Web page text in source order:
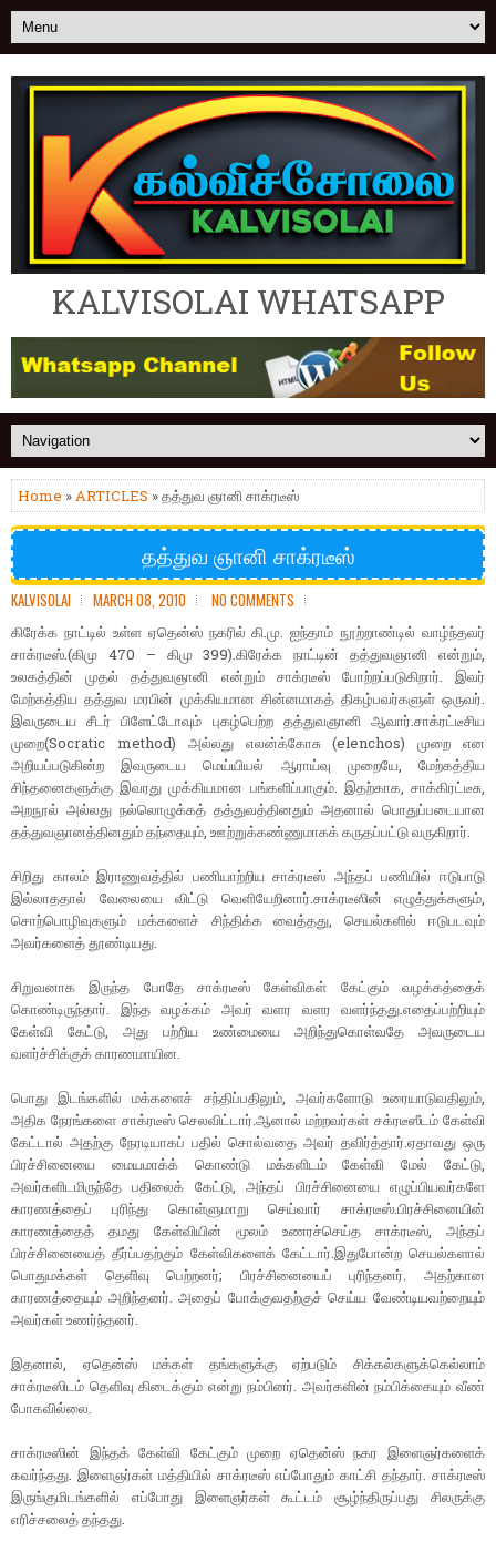
KALVISOLAI WHATSAPP
Home »ARTICLES » தத்துவ ஞானி சாக்ரடீஸ்
தத்துவ ஞானி சாக்ரடீஸ்
KALVISOLAI MARCH 08, 2010 NO COMMENTS
கிரேக்க நாட்டில் உள்ள ஏதென்ஸ் நகரில் கி.மு. ஐந்தாம் நூற்றாண்டில் வாழ்ந்தவர்
சாக்ரடீஸ்.(கிமு 470 – கிமு 399).கிரேக்க நாட்டின் தத்துவஞானி என்றும்,
உலகத்தின் முதல் தத்துவஞானி என்றும் சாக்ரடீஸ் போற்றப்படுகிறார். இவர்
மேற்கத்திய தத்துவ மரபின் முக்கியமான சின்னமாகத் திகழ்பவர்களுள் ஒருவர்.
இவருடைய சீடர் பிளேட்டோவும் புகழ்பெற்ற தத்துவஞானி ஆவார்.சாக்ரட்டீசிய
முறை(Socratic method) அல்லது எலன்க்கோசு (elenchos) முறை என
அறியப்படுகின்ற இவருடைய மெய்யியல் ஆராய்வு முறையே, மேற்கத்திய
சிந்தனைகளுக்கு இவரது முக்கியமான பங்களிப்பாகும். இதற்காக, சாக்கிரட்டீசு,
அறநூல் அல்லது நல்லொழுக்கத் தத்துவத்தினதும் அதனால் பொதுப்படையான
தத்துவஞானத்தினதும் தந்தையும், ஊற்றுக்கண்ணுமாகக் கருதப்பட்டு வருகிறார்.
சிறிது காலம் இராணுவத்தில் பணியாற்றிய சாக்ரடீஸ் அந்தப் பணியில் ஈடுபாடு
இல்லாததால் வேலையை விட்டு வெளியேறினார்.சாக்ரடீஸின் எழுத்துக்களும்,
சொற்பொழிவுகளும் மக்களைச் சிந்திக்க வைத்தது, செயல்களில் ஈடுபடவும்
அவர்களைத் தூண்டியது.
சிறுவனாக இருந்த போதே சாக்ரடீஸ் கேள்விகள் கேட்கும் வழக்கத்தைக்
கொண்டிருந்தார். இந்த வழக்கம் அவர் வளர வளர வளர்ந்தது.எதைப்பற்றியும்
கேள்வி கேட்டு, அது பற்றிய உண்மையை அறிந்துகொள்வதே அவருடைய
வளர்ச்சிக்குக் காரணமாயின.
பொது இடங்களில் மக்களைச் சந்திப்பதிலும், அவர்களோடு உரையாடுவதிலும்,
அதிக நேரங்களை சாக்ரடீஸ் செலவிட்டார்.ஆனால் மற்றவர்கள் சக்ரடீஸீடம் கேள்வி
கேட்டால் அதற்கு நேரடியாகப் பதில் சொல்வதை அவர் தவிர்த்தார்.ஏதாவது ஒரு
பிரச்சினையை மையமாக்க் கொண்டு மக்களிடம் கேள்வி மேல் கேட்டு,
அவர்களிடமிருந்தே பதிலைக் கேட்டு, அந்தப் பிரச்சினையை எழுப்பியவர்களே
காரணத்தைப் புரிந்து கொள்ளுமாறு செய்வார் சாக்ரடீஸ்.பிரச்சினையின்
காரணத்தைத் தமது கேள்வியின் மூலம் உணரச்செய்த சாக்ரடீஸ், அந்தப்
பிரச்சினையைத் தீர்ப்பதற்கும் கேள்விகளைக் கேட்டார்.இதுபோன்ற செயல்களால்
பொதுமக்கள் தெளிவு பெற்றனர்; பிரச்சினையைப் புரிந்தனர். அதற்கான
காரணத்தையும் அறிந்தனர். அதைப் போக்குவதற்குச் செய்ய வேண்டியவற்றையும்
அவர்கள் உணர்ந்தனர்.
இதனால், ஏதென்ஸ் மக்கள் தங்களுக்கு ஏற்படும் சிக்கல்களுக்கெல்லாம்
சாக்ரடீஸிடம் தெளிவு கிடைக்கும் என்று நம்பினர். அவர்களின் நம்பிக்கையும் வீண்
போகவில்லை.
சாக்ரடீஸின் இந்தக் கேள்வி கேட்கும் முறை ஏதென்ஸ் நகர இளைஞர்களைக்
கவர்ந்தது. இளைஞர்கள் மத்தியில் சாக்ரடீஸ் எப்போதும் காட்சி தந்தார். சாக்ரடீஸ்
இருங்குமிடங்களில் எப்போது இளைஞர்கள் கூட்டம் சூழ்ந்திருப்பது சிலருக்கு
எரிச்சலைத் தந்தது.